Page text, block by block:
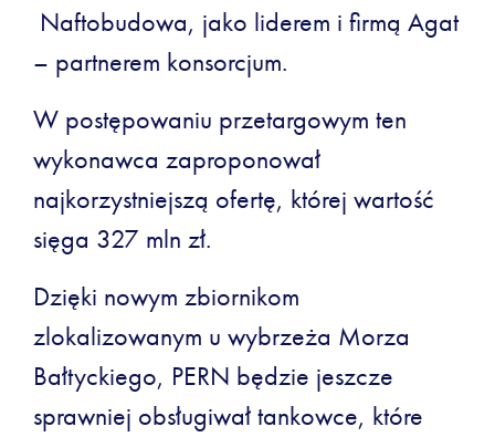
Naftobudowa, jako liderem i firmą Agat
– partnerem konsorcjum.
W postępowaniu przetargowym ten
wykonawca zaproponował
najkorzystniejszą ofertę, której wartość
sięga 327 mln zł.
Dzięki nowym zbiornikom
zlokalizowanym u wybrzeża Morza
Bałtyckiego, PERN będzie jeszcze
sprawniej obsługiwał tankowce, które